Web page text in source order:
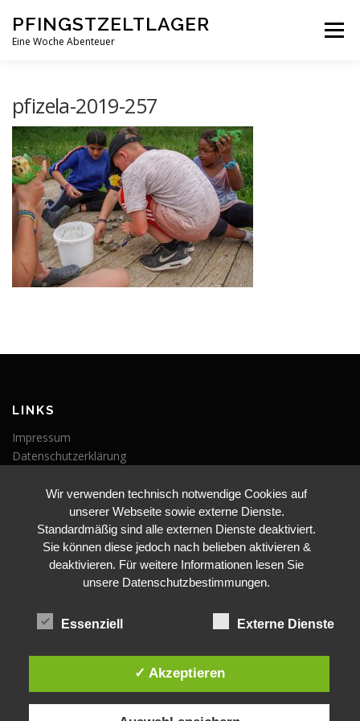
Inhalt
springen
PFINGSTZELTLAGER
Eine Woche Abenteuer
Menü
PFINGSTZELTLAGER VERANSTALTUNGEN
pfizela-2019-257
LINKS
Impressum
Datenschutzerklärung
VERANSTALTUNGEN
Veranstaltungen
Wir verwenden technisch notwendige Cookies auf
unserer Webseite sowie externe Dienste.
Standardmäßig sind alle externen Dienste deaktiviert.
Sie können diese jedoch nach belieben aktivieren &
deaktivieren. Für weitere Informationen lesen Sie
unsere Datenschutzbestimmungen.
Essenziell Externe Dienste
✓ Akzeptieren